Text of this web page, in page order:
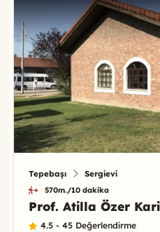
Tepebaşı Sergievi
570m./10 dakika
Prof. Atilla Özer
4.5 - 45 Değerlendirme